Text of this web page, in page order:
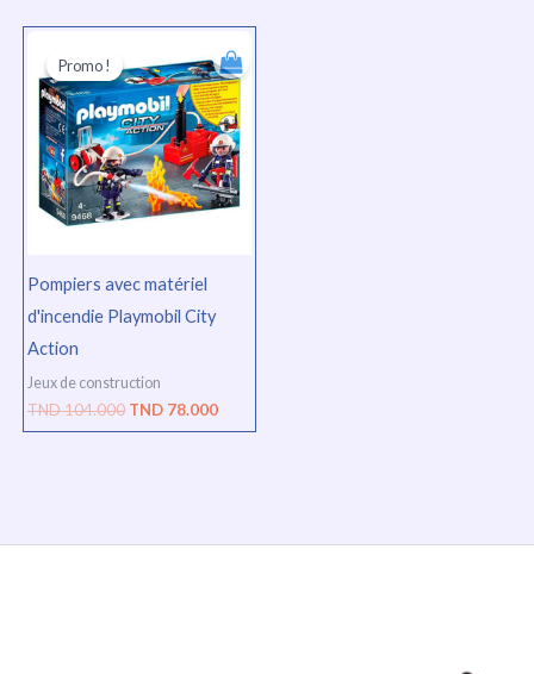
Promo !
Pompiers avec matériel
d'incendie Playmobil City
Action
Promo !
Jeux de construction
TND104.000
initial
était :
TND
104.000.
TND 78.000
prix
actuel
est :
TND
78.000.